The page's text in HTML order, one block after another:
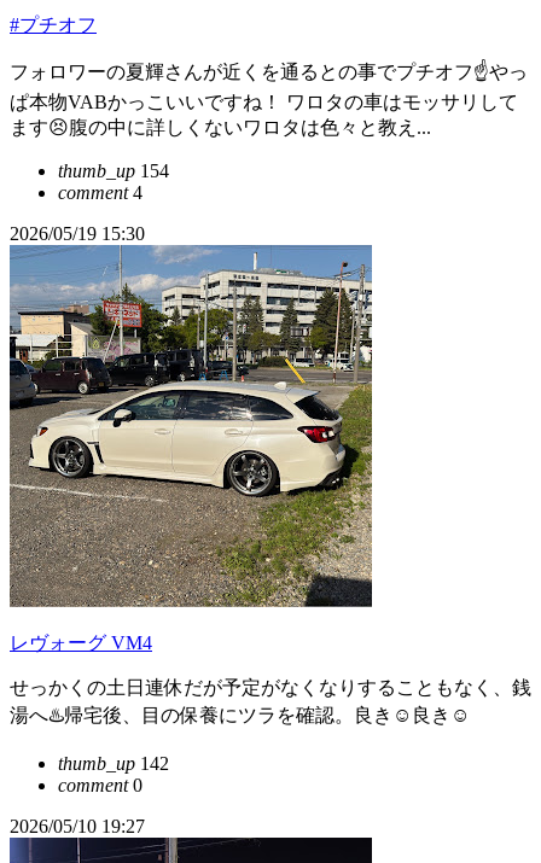
#プチオフ
フォロワーの夏輝さんが近くを通るとの事でプチオフ☝️やっ
ぱ本物VABかっこいいですね！ ワロタの車はモッサリして
ます😣腹の中に詳しくないワロタは色々と教え...
thumb_up 154
comment4
2026/05/19 15:30
レヴォーグ VM4
せっかくの土日連休だが予定がなくなりすることもなく、銭
湯へ♨️帰宅後、目の保養にツラを確認。良き☺️良き☺️
thumb_up 142
comment0
2026/05/10 19:27